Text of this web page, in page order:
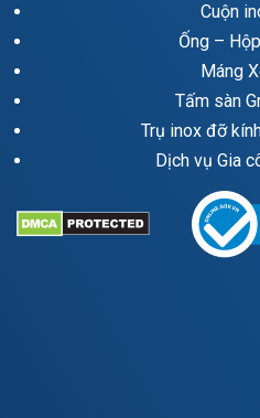
Cuộn
Ống –
Máng
Tấm sàn
Trụ inox đỡ
Dịch vụ Gia